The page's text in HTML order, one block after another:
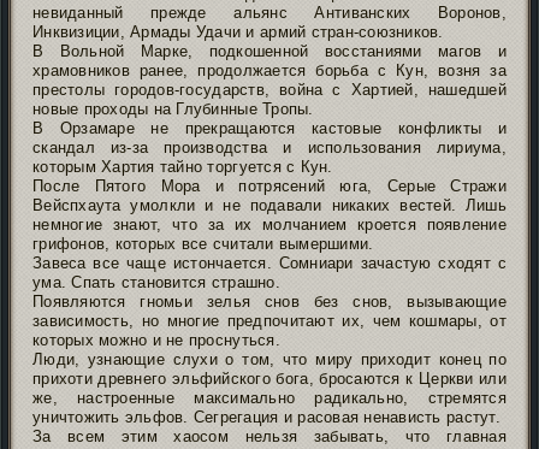
невиданный прежде альянс Антиванских Воронов,
Инквизиции, Армады Удачи и армий стран-союзников.
В Вольной Марке, подкошенной восстаниями магов и
храмовников ранее, продолжается борьба с Кун, возня за
престолы городов-государств, война с Хартией, нашедшей
новые проходы на Глубинные Тропы.
В Орзамаре не прекращаются кастовые конфликты и
скандал из-за производства и использования лириума,
которым Хартия тайно торгуется с Кун.
После Пятого Мора и потрясений юга, Серые Стражи
Вейспхаута умолкли и не подавали никаких вестей. Лишь
немногие знают, что за их молчанием кроется появление
грифонов, которых все считали вымершими.
Завеса все чаще истончается. Сомниари зачастую сходят с
ума. Спать становится страшно.
Появляются гномьи зелья снов без снов, вызывающие
зависимость, но многие предпочитают их, чем кошмары, от
которых можно и не проснуться.
Люди, узнающие слухи о том, что миру приходит конец по
прихоти древнего эльфийского бога, бросаются к Церкви или
же, настроенные максимально радикально, стремятся
уничтожить эльфов. Сегрегация и расовая ненависть растут.
За всем этим хаосом нельзя забывать, что главная